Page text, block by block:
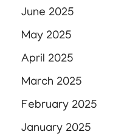
June 2025
May 2025
April 2025
March 2025
February 2025
January 2025